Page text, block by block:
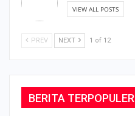
VIEW ALL POSTS
PREV NEXT 1 of 12
BERITA TERPOPULER